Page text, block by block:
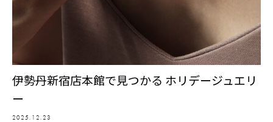
伊勢丹新宿店本館で見つかる ホリデージュエリ
ー
2025.12.23